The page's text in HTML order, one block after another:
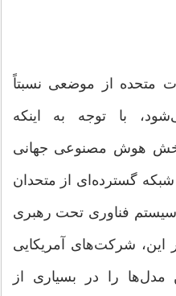
متحده از موضعی نسبتاً
با توجه به اینکه
هوش مصنوعی جهانی
گسترده‌ای از متحدان
فناوری تحت رهبری
این، شرکت‌های آمریکایی
مدل‌ها را در بسیاری از